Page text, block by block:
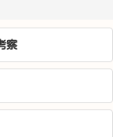
察